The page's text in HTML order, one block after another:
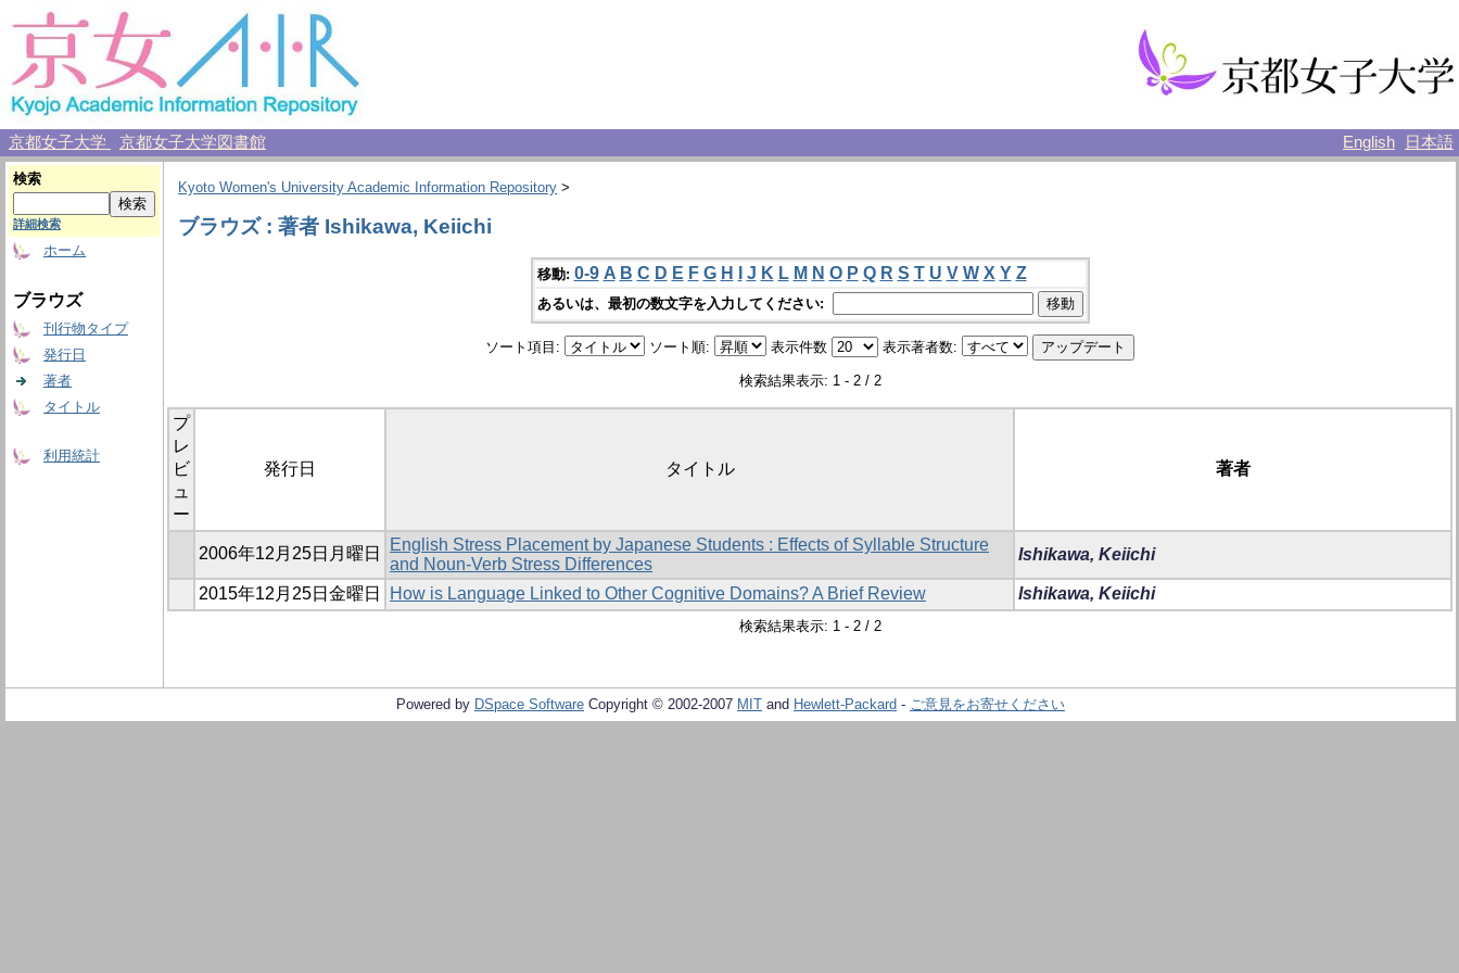
京都女子大学 京都女子大学図書館 English 日本語
検索
詳細検索
ホーム
ブラウズ
刊行物タイプ
発行日
著者
タイトル
利用統計
Kyoto Women's University Academic Information Repository >
ブラウズ : 著者 Ishikawa, Keiichi
移動: 0-9 A B C D E F G H J K L M N O P Q R S T U V W X Y Z
あるいは、最初の数文字を入力してください:
ソート項目: ソート順: 表示件数 表示著者数:
検索結果表示: 1 - 2 / 2
プ
レ
ビ
ュ
ー
発行日 タイトル 著者
2006年12月25日月曜日
English Stress Placement by Japanese Students : Effects of Syllable Structure
and Noun-Verb Stress Differences
Ishikawa, Keiichi
2015年12月25日金曜日 How is Language Linked to Other Cognitive Domains? A Brief Review Ishikawa, Keiichi
検索結果表示: 1 - 2 / 2
Powered by DSpace Software Copyright © 2002-2007 MIT and Hewlett-Packard - ご意見をお寄せください